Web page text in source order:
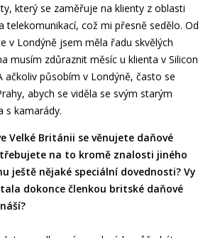
který se zaměřuje na klienty z oblasti
telekomunikací, což mi přesně sedělo. Od
v Londýně jsem měla řadu skvělých
musím zdůraznit měsíc u klienta v Silicon
ačkoliv působím v Londýně, často se
abych se viděla se svým starým
s kamarády.
Velké Británii se věnujete daňové
na to kromě znalosti jiného
ještě nějaké speciální dovednosti? Vy
dokonce členkou britské daňové